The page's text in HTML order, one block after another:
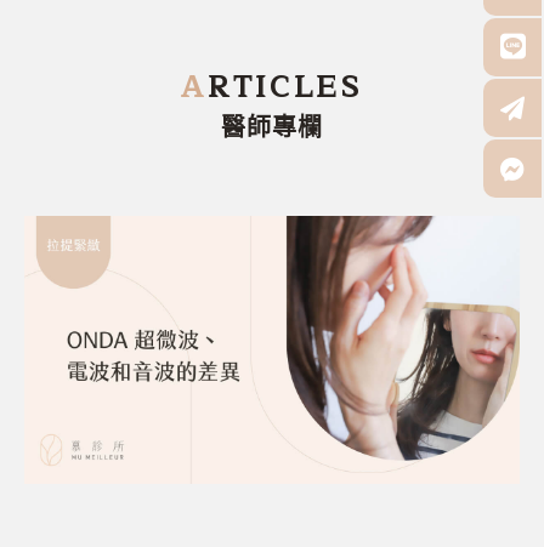
ARTICLES
醫師專欄